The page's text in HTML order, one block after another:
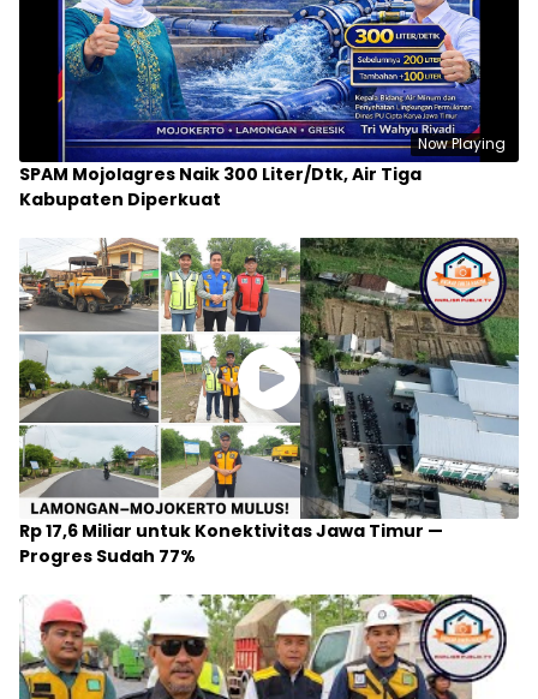
Now Playing
SPAM Mojolagres Naik 300 Liter/Dtk, Air Tiga
Kabupaten Diperkuat
Rp 17,6 Miliar untuk Konektivitas Jawa Timur —
Progres Sudah 77%